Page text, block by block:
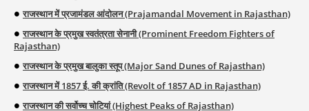
राजस्थान में प्रजामंडल आंदोलन (Prajamandal Movement in Rajasthan)
राजस्थान के प्रमुख स्वतंत्रता सेनानी (Prominent Freedom Fighters of
Rajasthan)
राजस्थान के प्रमुख बालुका स्तूप (Major Sand Dunes of Rajasthan)
राजस्थान में 1857 ई. की क्रांति (Revolt of 1857 AD in Rajasthan)
राजस्थान की सर्वोच्च चोटियां (Highest Peaks of Rajasthan)